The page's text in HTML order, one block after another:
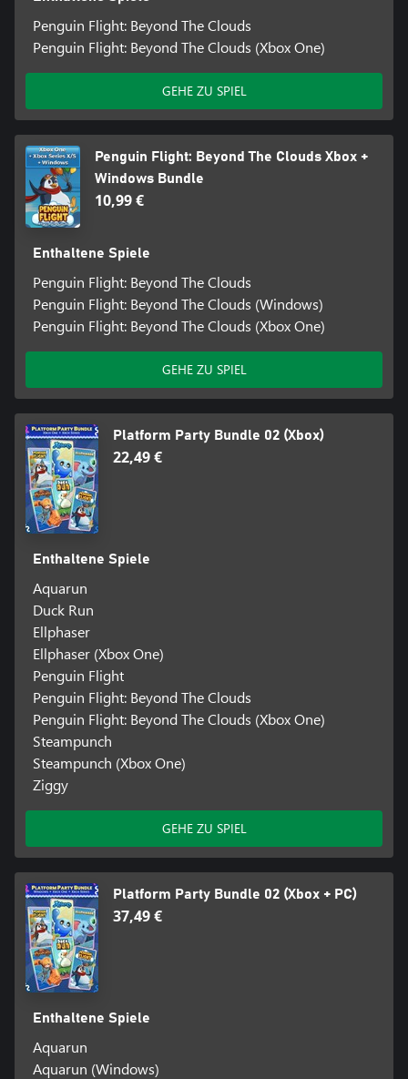
Penguin Flight: Beyond The Clouds
Penguin Flight: Beyond The Clouds (Xbox One)
GEHE ZU SPIEL
Penguin Flight: Beyond The Clouds Xbox +
Windows Bundle
10,99 €
Enthaltene Spiele
Penguin Flight: Beyond The Clouds
Penguin Flight: Beyond The Clouds (Windows)
Penguin Flight: Beyond The Clouds (Xbox One)
GEHE ZU SPIEL
Platform Party Bundle 02 (Xbox)
22,49 €
Enthaltene Spiele
Aquarun
Duck Run
Ellphaser
Ellphaser (Xbox One)
Penguin Flight
Penguin Flight: Beyond The Clouds
Penguin Flight: Beyond The Clouds (Xbox One)
Steampunch
Steampunch (Xbox One)
Ziggy
GEHE ZU SPIEL
Platform Party Bundle 02 (Xbox + PC)
37,49 €
Enthaltene Spiele
Aquarun
Aquarun (Windows)